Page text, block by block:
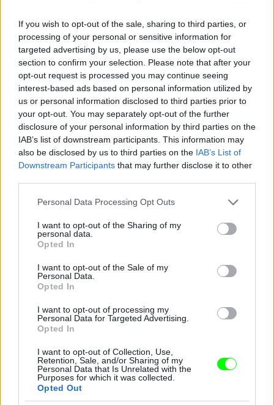
If you wish to opt-out of the sale, sharing to third parties, or
processing of your personal or sensitive information for
targeted advertising by us, please use the below opt-out
section to confirm your selection. Please note that after your
opt-out request is processed you may continue seeing
interest-based ads based on personal information utilized by
us or personal information disclosed to third parties prior to
your opt-out. You may separately opt-out of the further
disclosure of your personal information by third parties on the
IAB’s list of downstream participants. This information may
also be disclosed by us to third parties on the IAB’s List of
Downstream Participants that may further disclose it to other
Please note that this website/app uses one or more Google
not limited to your visit or usage behaviour. You may click to
grant or deny consent to Google and its third-party tags to
use your data for below specified purposes in below Google
consent section.
Personal Data Processing Opt Outs
I want to opt-out of the Sharing of my
personal data.
Opted In
I want to opt-out of the Sale of my
Personal Data.
Opted In
I want to opt-out of processing my
Personal Data for Targeted Advertising.
Opted In
I want to opt-out of Collection, Use,
Retention, Sale, and/or Sharing of my
Personal Data that Is Unrelated with the
Purposes for which it was collected.
Opted Out
Fotó: Szécsi István / Velvet #14
Jön még kép!